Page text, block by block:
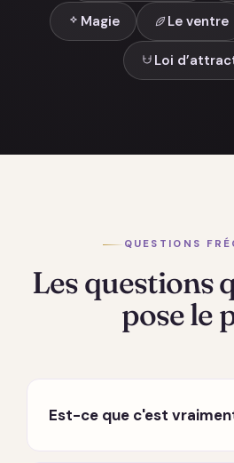
Magie Le ventre
Loi
QUESTIONS
Les questions
pose le
Est-ce que c'est